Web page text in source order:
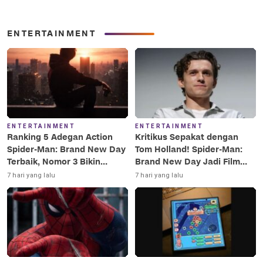
ENTERTAINMENT
ENTERTAINMENT
Ranking 5 Adegan Action
Spider-Man: Brand New Day
Terbaik, Nomor 3 Bikin
Terkesima!
7 hari yang lalu
ENTERTAINMENT
Kritikus Sepakat dengan
Tom Holland! Spider-Man:
Brand New Day Jadi Film
Terbaik Era MCU
7 hari yang lalu